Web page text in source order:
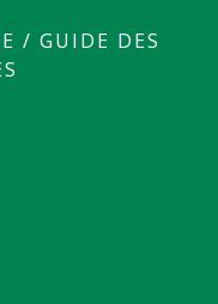
/ GUIDE DES